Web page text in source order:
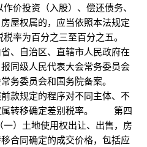
投资（入股）、偿还债务、
屋权属的，应当依照本法规定
为百分之三至百分之五。
自治区、直辖市人民政府在
同级人民代表大会常务委员会
常务委员会和国务院备案。
款规定的程序对不同主体、不
属转移确定差别税率。 第四
土地使用权出让、出售，房
合同确定的成交价格，包括应